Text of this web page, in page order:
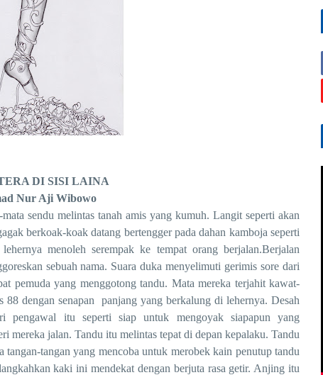
DI SISI LAINA
Nur Aji Wibowo
sendu melintas tanah amis yang kumuh. Langit seperti akan
berkoak-koak datang bertengger pada dahan kamboja seperti
menoleh serempak ke tempat orang berjalan.Berjalan
sebuah nama. Suara duka menyelimuti gerimis sore dari
pemuda yang menggotong tandu. Mata mereka terjahit kawat-
88 dengan senapan panjang yang berkalung di lehernya. Desah
pengawal itu seperti siap untuk mengoyak siapapun yang
mereka jalan. Tandu itu melintas tepat di depan kepalaku. Tandu
tangan-tangan yang mencoba untuk merobek kain penutup tandu
kaki ini mendekat dengan berjuta rasa getir. Anjing itu